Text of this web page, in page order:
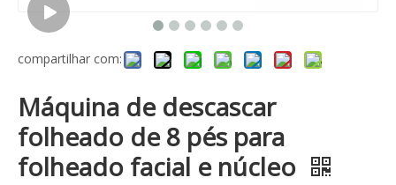
compartilhar com:
Máquina de descascar
folheado de 8 pés para
folheado facial e núcleo